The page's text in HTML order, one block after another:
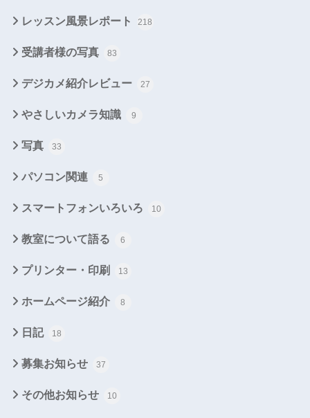
レッスン風景レポート 218
受講者様の写真 83
デジカメ紹介レビュー 27
やさしいカメラ知識 9
写真 33
パソコン関連 5
スマートフォンいろいろ 10
教室について語る 6
プリンター・印刷 13
ホームページ紹介 8
日記 18
募集お知らせ 37
その他お知らせ 10